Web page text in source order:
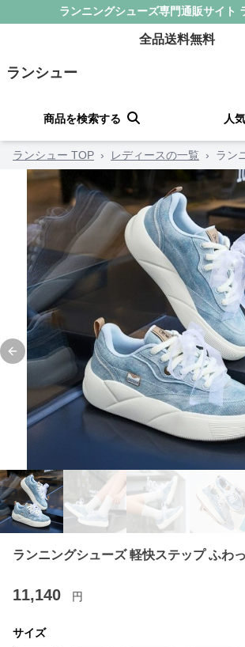
ランニングシューズ専門通販サイト
全品送料無料
ランシュー
商品を検索する 人
ランシュー TOP › レディースの一覧 › ラン
Previous slide
ランニングシューズ 軽快ステップ ふわ
11,140 円
サイズ